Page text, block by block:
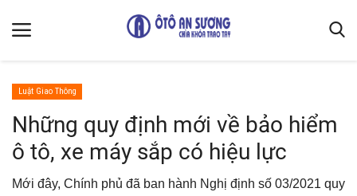
Trang chủ
Liên hệ
Kiến Thức Xe
Luật Giao Thông
Những quy định mới về bảo hiểm
ô tô, xe máy sắp có hiệu lực
Mới đây, Chính phủ đã ban hành Nghị định số 03/2021 quy